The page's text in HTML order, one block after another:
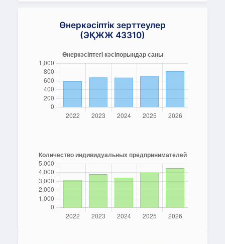
Өнеркәсіптік зерттеулер
(ЭҚЖЖ 43310)